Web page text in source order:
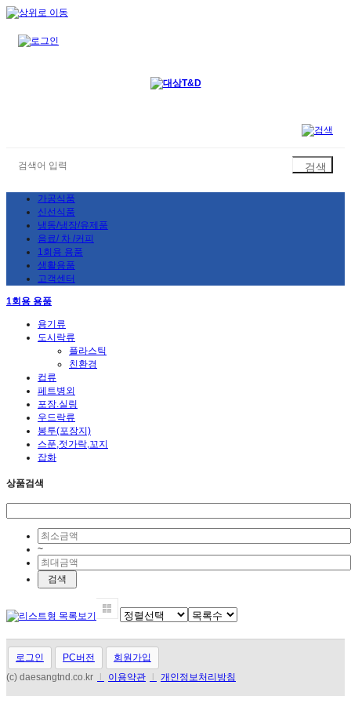
가공식품
신선식품
냉동/냉장/유제품
음료/ 차 /커피
1회용 용품
생활용품
고객센터
1회용 용품
용기류
도시락류
플라스틱
친환경
컵류
페트병외
포장.실링
우드락류
봉투(포장지)
스푼,젓가락,꼬지
잡화
상품검색
~
로그인 PC버전
회원가입
(c) daesangtnd.co.kr
이용약관 개인정보처리방침